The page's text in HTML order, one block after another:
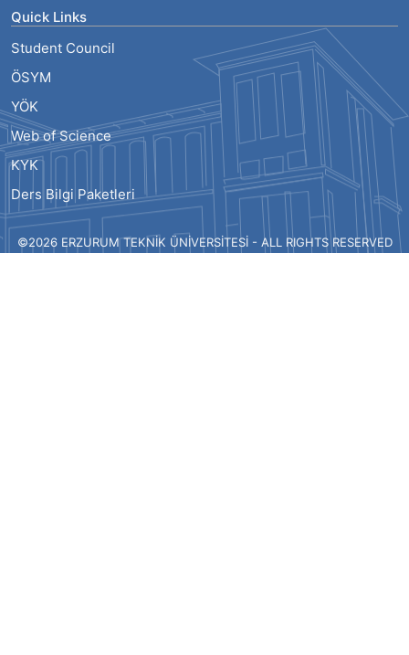
Quick Links
Student Council
ÖSYM
YÖK
Web of Science
KYK
Ders Bilgi Paketleri
©2026 ERZURUM TEKNİK ÜNİVERSİTESİ - ALL RIGHTS RESERVED